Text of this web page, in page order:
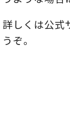
詳しくは公式
うぞ。